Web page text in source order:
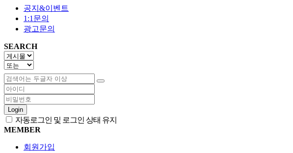
공지&이벤트
1:1문의
광고문의
SEARCH
Login
자동로그인 및 로그인 상태 유지
MEMBER
회원가입